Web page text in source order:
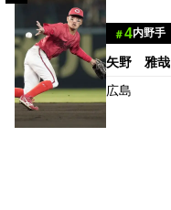
＃4内野手
矢野 雅哉
広島